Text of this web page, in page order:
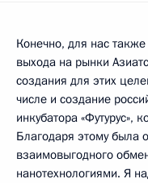
Конечно, для нас
выхода на рынки
создания для этих
числе и создание
инкубатора «Футурус»,
Благодаря этому была
взаимовыгодного
нанотехнологиями. Я